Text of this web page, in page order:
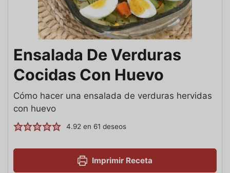
Ensalada De Verduras
Cocidas Con Huevo
Cómo hacer una ensalada de verduras hervidas
con huevo
4.92 en 61 deseos
Imprimir Receta